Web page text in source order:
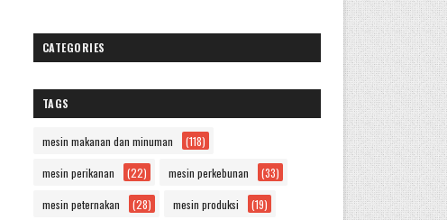
CATEGORIES
TAGS
mesin makanan dan minuman (118)
mesin perikanan (22) mesin perkebunan (33)
mesin peternakan (28) mesin produksi (19)